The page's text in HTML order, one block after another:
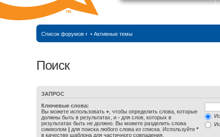
Список форумов ‹ • Активные темы
Поиск
ЗАПРОС
Ключевые слова:
Вы можете использовать +, чтобы определить слова, которые
должны быть в результатах, и -для слов, которых в
результатах быть не должно. Вы можете разделить слова
символом
для поиска любого слова из списка. Используйте *
в качестве шаблона для частичного совпадения.